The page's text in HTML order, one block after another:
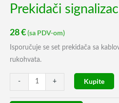
Prekidači
28€(sa PDV-om)
Isporučuje se set prekidača sa
rukohvata.
-
za
quantity
+ Kupite